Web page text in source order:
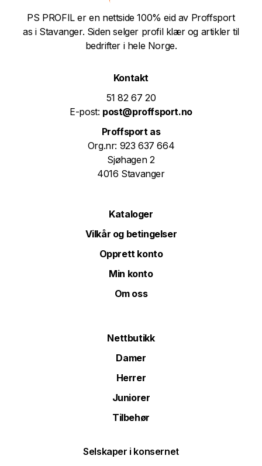
PS PROFIL er en nettside 100% eid av Proffsport
as i Stavanger. Siden selger profil klær og artikler til
bedrifter i hele Norge.
Kontakt
51 82 67 20
E-post: post@proffsport.no
Proffsport as
Org.nr: 923 637 664
Sjøhagen 2
4016 Stavanger
Kataloger
Vilkår og betingelser
Opprett konto
Min konto
Om oss
Nettbutikk
Damer
Herrer
Juniorer
Tilbehør
Selskaper i konsernet